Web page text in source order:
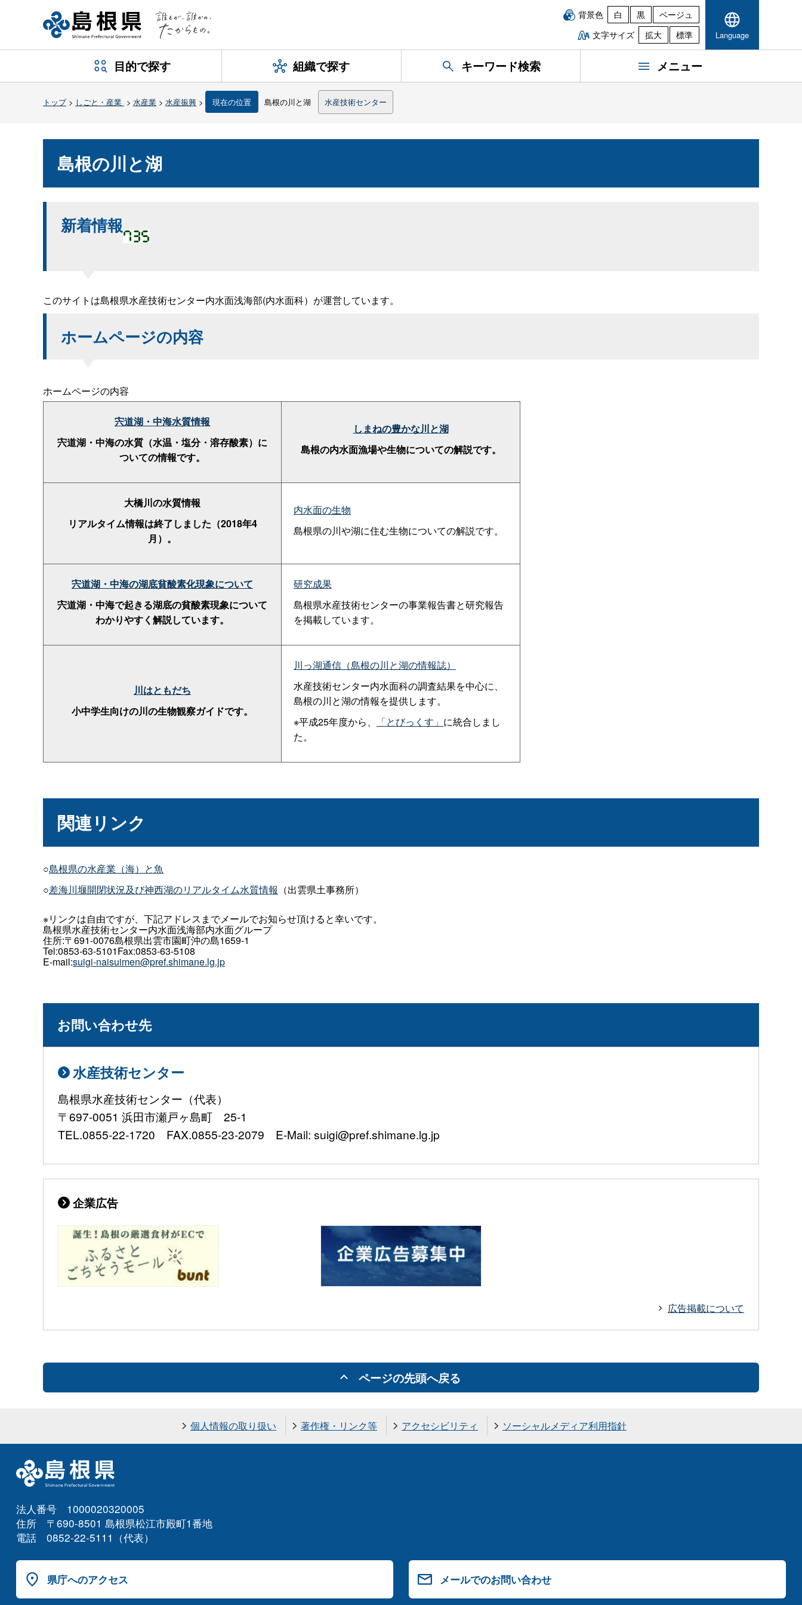
背景色 白 黒
ベージュ
文字サイズ
拡大 標準 Language
目的で探す 組織で探す キーワード検索 メニュー
トップ> しごと・産業 > 水産業 > 水産振興 > 現在の位置 島根の川と湖 水産技術センター
島根の川と湖
新着情報
このサイトは島根県水産技術センター内水面浅海部(内水面科）が運営しています。
ホームページの内容
ホームページの内容
宍道湖・中海水質情報
宍道湖・中海の水質（水温・塩分・溶存酸素）に
ついての情報です。
しまねの豊かな川と湖
島根の内水面漁場や生物についての解説です。
大橋川の水質情報
リアルタイム情報は終了しました（2018年4
月）。
内水面の生物
島根県の川や湖に住む生物についての解説です。
宍道湖・中海の湖底貧酸素化現象について
宍道湖・中海で起きる湖底の貧酸素現象について
わかりやすく解説しています。
研究成果
島根県水産技術センターの事業報告書と研究報告
を掲載しています。
川はともだち
小中学生向けの川の生物観察ガイドです。
川っ湖通信（島根の川と湖の情報誌）
水産技術センター内水面科の調査結果を中心に、
島根の川と湖の情報を提供します。
※平成25年度から、
「とびっくす」 に統合しまし
た。
関連リンク
○島根県の水産業（海）と魚
○差海川堰開閉状況及び神西湖のリアルタイム水質情報 （出雲県土事務所）
※リンクは自由ですが、下記アドレスまでメールでお知らせ頂けると幸いです。
島根県水産技術センター内水面浅海部内水面グループ
住所:〒691-0076島根県出雲市園町沖の島1659-1
Tel:0853-63-5101Fax:0853-63-5108
E-mail:suigi-naisuimen@pref.shimane.lg.jp
お問い合わせ先
水産技術センター
島根県水産技術センター（代表）
〒697-0051 浜田市瀬戸ヶ島町 25-1
TEL.0855-22-1720 FAX.0855-23-2079 E-Mail: suigi@pref.shimane.lg.jp
企業広告
広告掲載について
ページの先頭へ戻る
個人情報の取り扱い 著作権・リンク等 アクセシビリティ ソーシャルメディア利用指針
法人番号 1000020320005
住所 〒690-8501 島根県松江市殿町1番地
電話 0852-22-5111（代表）
県庁へのアクセス メールでのお問い合わせ